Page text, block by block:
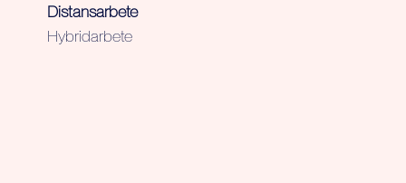
Distansarbete
Hybridarbete